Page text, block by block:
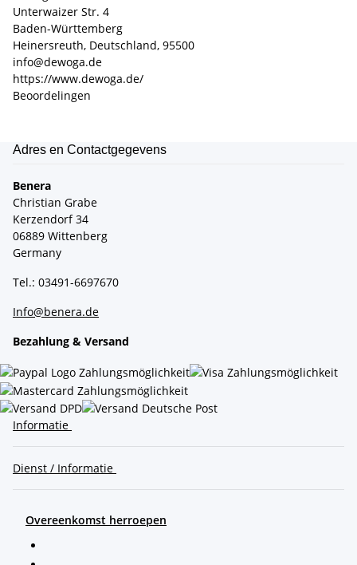
Unterwaizer Str. 4
Baden-Württemberg
Heinersreuth, Deutschland, 95500
info@dewoga.de
https://www.dewoga.de/
Beoordelingen
Adres en Contactgegevens
Benera
Christian Grabe
Kerzendorf 34
06889 Wittenberg
Germany
Tel.: 03491-6697670
Info@benera.de
Bezahlung & Versand
Informatie
Dienst / Informatie
Overeenkomst herroepen